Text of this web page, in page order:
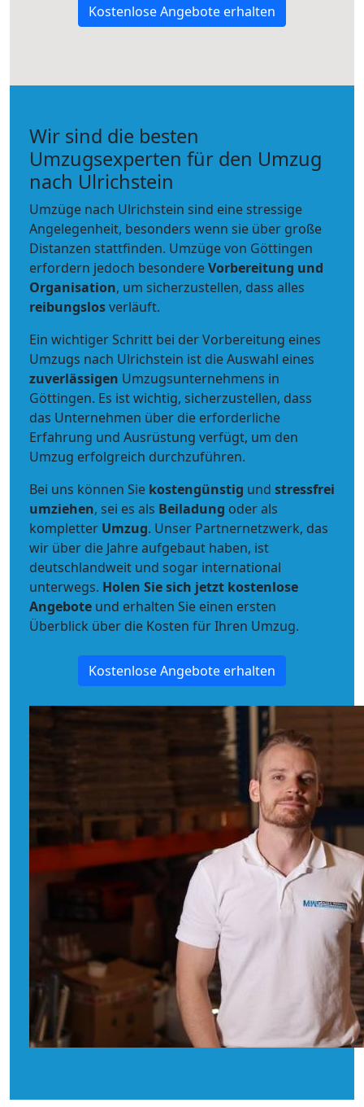
Kostenlose Angebote erhalten
Wir sind die besten
Umzugsexperten für den Umzug
nach Ulrichstein
Umzüge nach Ulrichstein sind eine stressige
Angelegenheit, besonders wenn sie über große
Distanzen stattfinden. Umzüge von Göttingen
erfordern jedoch besondereVorbereitung und
Organisation, um sicherzustellen, dass alles
reibungslosverläuft.
Ein wichtiger Schritt bei der Vorbereitung eines
Umzugs nach Ulrichstein ist die Auswahl eines
zuverlässigen Umzugsunternehmens in
Göttingen. Es ist wichtig, sicherzustellen, dass
das Unternehmen über die erforderliche
Erfahrung und Ausrüstung verfügt, um den
Umzug erfolgreich durchzuführen.
Bei uns können Sie kostengünstig und stressfrei
umziehen, sei es als Beiladung oder als
kompletter Umzug. Unser Partnernetzwerk, das
wir über die Jahre aufgebaut haben, ist
deutschlandweit und sogar international
unterwegs. Holen Sie sich jetzt kostenlose
Angebote und erhalten Sie einen ersten
Überblick über die Kosten für Ihren Umzug.
Kostenlose Angebote erhalten